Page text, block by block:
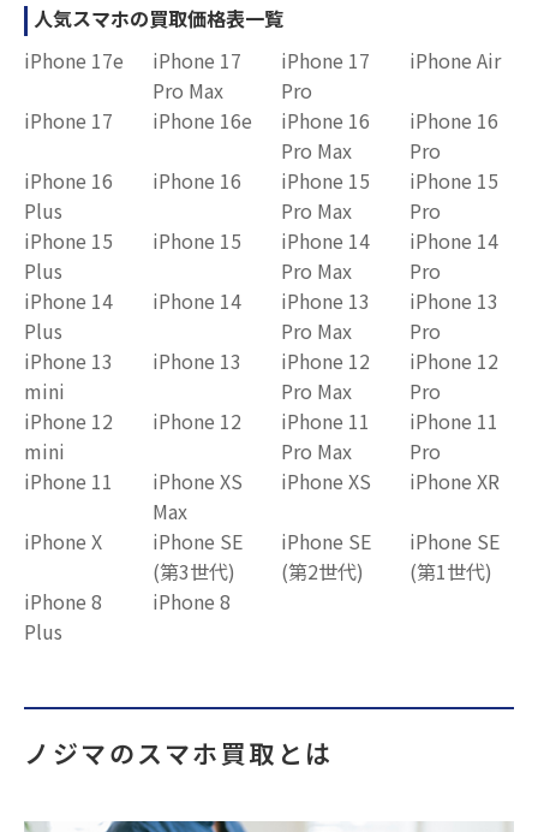
人気スマホの買取価格表一覧
iPhone 17e
iPhone 17
Pro Max
iPhone 17
Pro
iPhone Air
iPhone 17 iPhone 16e
iPhone 16
Pro Max
iPhone 16
Pro
iPhone 16
Plus
iPhone 16
iPhone 15
Pro Max
iPhone 15
Pro
iPhone 15
Plus
iPhone 15
iPhone 14
Pro Max
iPhone 14
Pro
iPhone 14
Plus
iPhone 14
iPhone 13
Pro Max
iPhone 13
Pro
iPhone 13
mini
iPhone 13
iPhone 12
Pro Max
iPhone 12
Pro
iPhone 12
mini
iPhone 12
iPhone 11
Pro Max
iPhone 11
Pro
iPhone 11
iPhone XS
Max
iPhone XS iPhone XR
iPhone X
iPhone SE
(第3世代)
iPhone SE
(第2世代)
iPhone SE
(第1世代)
iPhone 8
Plus
iPhone 8
ノジマのスマホ買取とは